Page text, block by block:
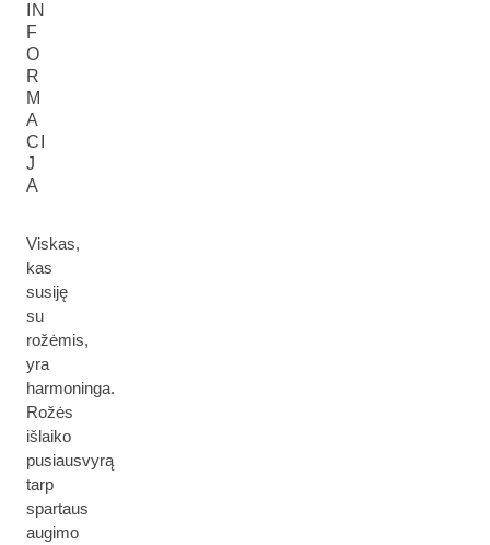
IN
F
O
R
M
A
CI
J
A
Viskas,
kas
susiję
su
rožėmis,
yra
harmoninga.
Rožės
išlaiko
pusiausvyrą
tarp
spartaus
augimo